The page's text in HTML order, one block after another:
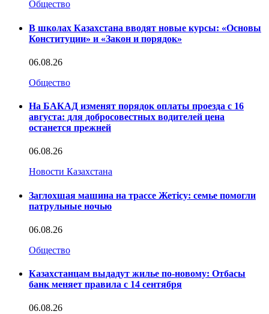
Общество
В школах Казахстана вводят новые курсы: «Основы
Конституции» и «Закон и порядок»
06.08.26
Общество
На БАКАД изменят порядок оплаты проезда с 16
августа: для добросовестных водителей цена
останется прежней
06.08.26
Новости Казахстана
Заглохшая машина на трассе Жетісу: семье помогли
патрульные ночью
06.08.26
Общество
Казахстанцам выдадут жилье по-новому: Отбасы
банк меняет правила с 14 сентября
06.08.26